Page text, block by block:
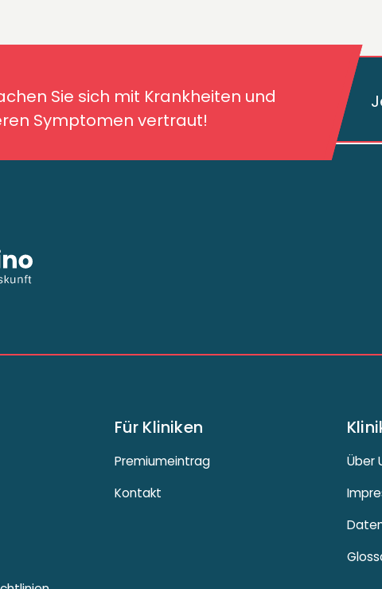
Sie sich mit Krankheiten und
Symptomen vertraut!
Sie sich mit Krankheiten und deren
Symptomen vertraut!
Für Kliniken
Premiumeintrag
Kontakt
Über